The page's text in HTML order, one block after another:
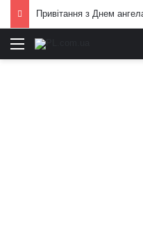
Привітання з Днем
Меню